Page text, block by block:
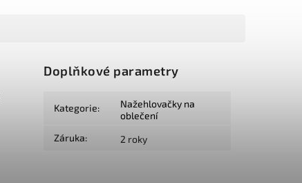
Doplňkové parametry
Kategorie:
Nažehlovačky na
oblečení
Záruka: 2 roky